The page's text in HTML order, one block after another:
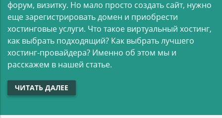
форум, визитку. Но мало просто создать сайт, нужно
еще зарегистрировать домен и приобрести
хостинговые услуги. Что такое виртуальный хостинг,
как выбрать подходящий? Как выбрать лучшего
хостинг-провайдера? Именно об этом мы и
расскажем в нашей статье.
ЧИТАТЬ ДАЛЕЕ